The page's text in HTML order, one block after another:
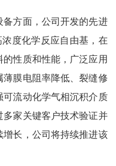
方面，公司开发的先进
度化学反应自由基，在
性质和性能，广泛应用
膜电阻率降低、裂缝修
流动化学气相沉积介质
家关键客户技术验证并
长，公司将持续推进该